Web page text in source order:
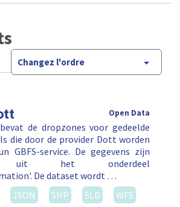
Changez l'ordre
Open Data
de dropzones voor gedeelde
die door de provider Dott worden
GBFS-service. De gegevens zijn
uit het onderdeel
De dataset wordt …
JSON SHP SLD
WFS